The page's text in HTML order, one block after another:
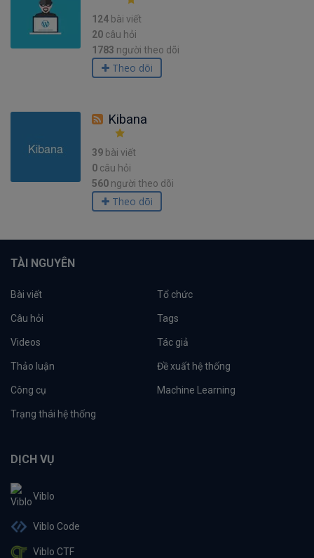
124 bài viết
20 câu hỏi
1783 người theo dõi
Theo dõi
Kibana
39 bài viết
0 câu hỏi
560 người theo dõi
Theo dõi
TÀI NGUYÊN
Bài viết Tổ chức
Câu hỏi Tags
Videos Tác giả
Thảo luận Đề xuất hệ thống
Công cụ Machine Learning
Trạng thái hệ thống
DỊCH VỤ
Viblo
Viblo Code
Viblo CTF